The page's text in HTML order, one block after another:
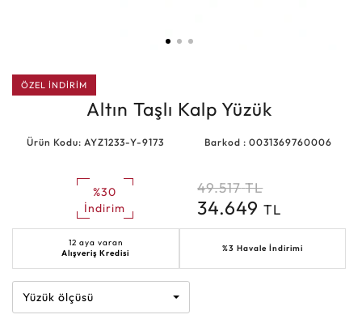
ÖZEL İNDİRİM
Altın Taşlı Kalp Yüzük
Ürün Kodu: AYZ1233-Y-9173 Barkod : 0031369760006
%30
İndirim
49.517 TL
34.649TL
12 aya varan
Alışveriş Kredisi
%3 Havale İndirimi
Yüzük ölçüsü